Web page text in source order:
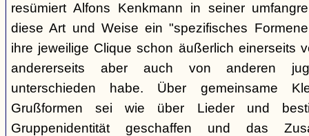
resümiert Alfons Kenkmann in seiner
diese Art und Weise ein "spezifisches
ihre jeweilige Clique schon äußerlich einerseits
andererseits aber auch von anderen
unterschieden habe. Über gemeinsame
Grußformen sei wie über Lieder und
Gruppenidentität geschaffen und das